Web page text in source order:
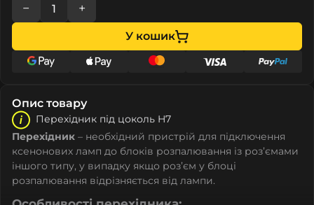
− +
У кошик
Опис товару
Перехідник під цоколь H7
Перехідник – необхідний пристрій для підключення
ксенонових ламп до блоків розпалювання із роз’ємами
іншого типу, у випадку якщо роз’єм у блоці
розпалювання відрізняється від лампи.